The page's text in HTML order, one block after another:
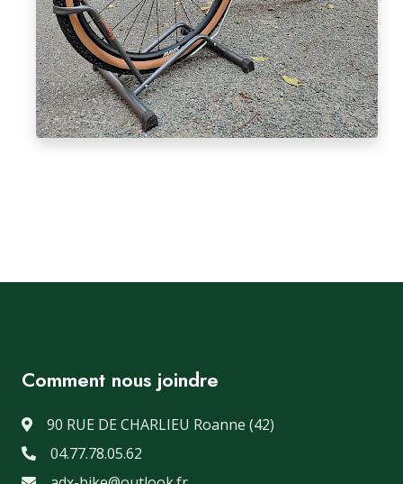
Comment nous joindre
90 RUE DE CHARLIEU Roanne (42)
04.77.78.05.62